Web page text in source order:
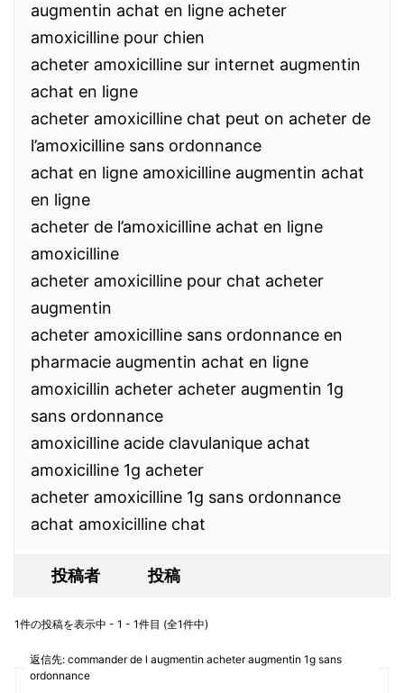
augmentin achat en ligne acheter
amoxicilline pour chien
acheter amoxicilline sur internet augmentin
achat en ligne
acheter amoxicilline chat peut on acheter de
l’amoxicilline sans ordonnance
achat en ligne amoxicilline augmentin achat
en ligne
acheter de l’amoxicilline achat en ligne
amoxicilline
acheter amoxicilline pour chat acheter
augmentin
acheter amoxicilline sans ordonnance en
pharmacie augmentin achat en ligne
amoxicillin acheter acheter augmentin 1g
sans ordonnance
amoxicilline acide clavulanique achat
amoxicilline 1g acheter
acheter amoxicilline 1g sans ordonnance
achat amoxicilline chat
投稿者 投稿
1件の投稿を表示中 - 1 - 1件目 (全1件中)
返信先: commander de l augmentin acheter augmentin 1g sans
ordonnance